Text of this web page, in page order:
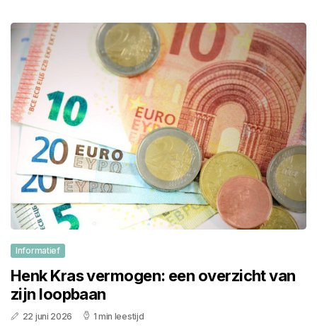
Informatief
Henk Kras vermogen: een overzicht van
zijn loopbaan
22 juni 2026 1 min leestijd